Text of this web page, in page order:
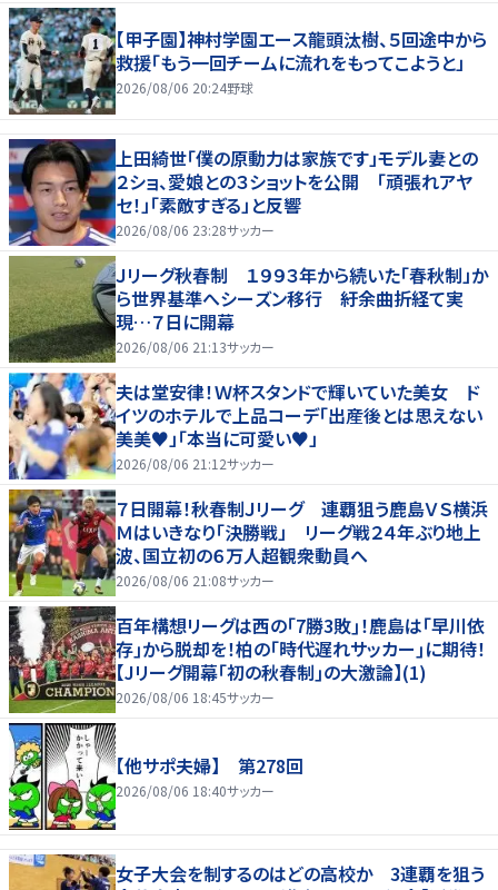
【甲子園】神村学園エース龍頭汰樹、５回途中から
救援「もう一回チームに流れをもってこようと」
2026/08/06 20:24野球
上田綺世「僕の原動力は家族です」モデル妻との
２ショ、愛娘との３ショットを公開 「頑張れアヤ
セ！」「素敵すぎる」と反響
2026/08/06 23:28サッカー
Ｊリーグ秋春制 １９９３年から続いた「春秋制」か
ら世界基準へシーズン移行 紆余曲折経て実
現…７日に開幕
2026/08/06 21:13サッカー
夫は堂安律！Ｗ杯スタンドで輝いていた美女 ド
イツのホテルで上品コーデ「出産後とは思えない
美美♥」「本当に可愛い♥」
2026/08/06 21:12サッカー
７日開幕！秋春制Ｊリーグ 連覇狙う鹿島ＶＳ横浜
Ｍはいきなり「決勝戦」 リーグ戦２４年ぶり地上
波、国立初の６万人超観衆動員へ
2026/08/06 21:08サッカー
百年構想リーグは西の｢7勝3敗｣！鹿島は｢早川依
存｣から脱却を！柏の｢時代遅れサッカー｣に期待！
【Jリーグ開幕｢初の秋春制｣の大激論】(1)
2026/08/06 18:45サッカー
【他サポ夫婦】 第278回
2026/08/06 18:40サッカー
女子大会を制するのはどの高校か 3連覇を狙う